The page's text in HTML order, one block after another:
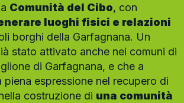
Comunità del Cibo, con
luoghi fisici e relazioni
borghi della Garfagnana. Un
stato attivato anche nei comuni di
di Garfagnana, e che a
espressione nel recupero di
costruzione di una comunità